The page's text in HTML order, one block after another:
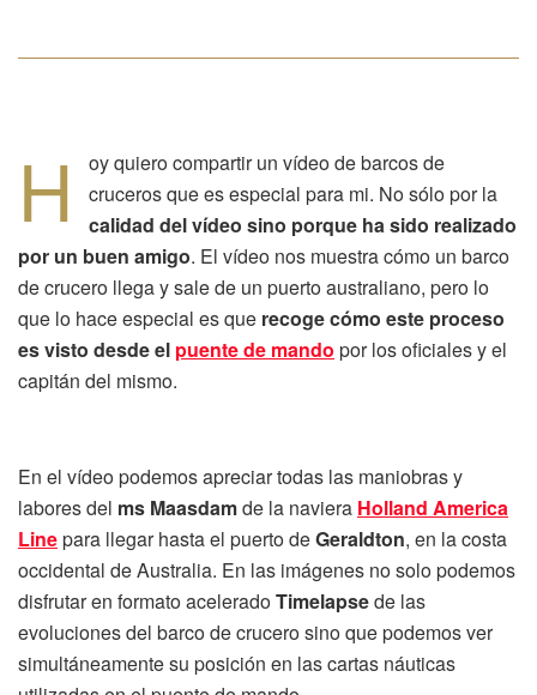
H
oy quiero compartir un vídeo de barcos de
cruceros que es especial para mi. No sólo por la
calidad del vídeo sino porque ha sido realizado
por un buen amigo. El vídeo nos muestra cómo un barco
de crucero llega y sale de un puerto australiano, pero lo
que lo hace especial es que recoge cómo este proceso
es visto desde el puente de mando por los oficiales y el
capitán del mismo.
En el vídeo podemos apreciar todas las maniobras y
labores del ms Maasdamde la naviera Holland America
Linepara llegar hasta el puerto deGeraldton, en la costa
occidental de Australia. En las imágenes no solo podemos
disfrutar en formato aceleradoTimelapsede las
evoluciones del barco de crucero sino que podemos ver
simultáneamente su posición en las cartas náuticas